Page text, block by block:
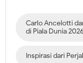
Carlo Ancelotti
di Piala Dunia 2026
Inspirasi dari